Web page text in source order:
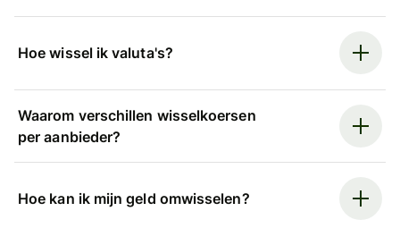
Hoe wissel ik valuta's?
Waarom verschillen wisselkoersen
per aanbieder?
Hoe kan ik mijn geld omwisselen?